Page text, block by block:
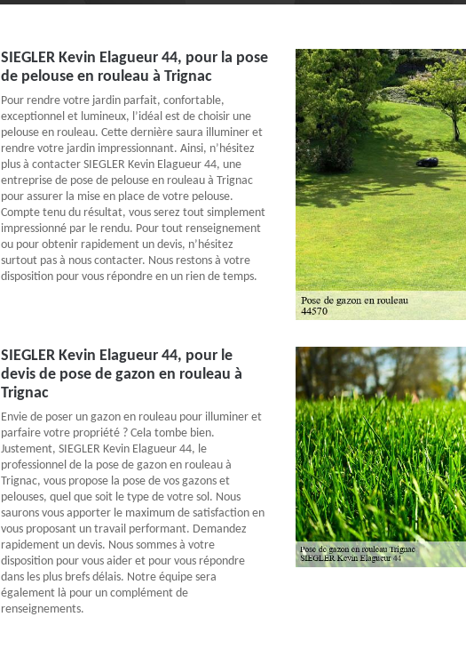
SIEGLER Kevin Elagueur 44, pour la pose
de pelouse en rouleau à Trignac
Pour rendre votre jardin parfait, confortable,
exceptionnel et lumineux, l’idéal est de choisir une
pelouse en rouleau. Cette dernière saura illuminer et
rendre votre jardin impressionnant. Ainsi, n’hésitez
plus à contacter SIEGLER Kevin Elagueur 44, une
entreprise de pose de pelouse en rouleau à Trignac
pour assurer la mise en place de votre pelouse.
Compte tenu du résultat, vous serez tout simplement
impressionné par le rendu. Pour tout renseignement
ou pour obtenir rapidement un devis, n’hésitez
surtout pas à nous contacter. Nous restons à votre
disposition pour vous répondre en un rien de temps.
SIEGLER Kevin Elagueur 44, pour le
devis de pose de gazon en rouleau à
Trignac
Envie de poser un gazon en rouleau pour illuminer et
parfaire votre propriété ? Cela tombe bien.
Justement, SIEGLER Kevin Elagueur 44, le
professionnel de la pose de gazon en rouleau à
Trignac, vous propose la pose de vos gazons et
pelouses, quel que soit le type de votre sol. Nous
saurons vous apporter le maximum de satisfaction en
vous proposant un travail performant. Demandez
rapidement un devis. Nous sommes à votre
disposition pour vous aider et pour vous répondre
dans les plus brefs délais. Notre équipe sera
également là pour un complément de
renseignements.